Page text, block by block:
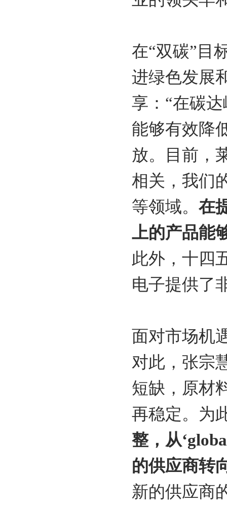
在“双碳”目
进绿色发展
享：“在碳
能够有效降
放。目前，
相关，我们
等领域。 在
上的产品能
此外，十四
电子提供了
面对市场机
对此，张宗
短缺，原材
再稳定。为
整，从
的供应商转
新的供应商